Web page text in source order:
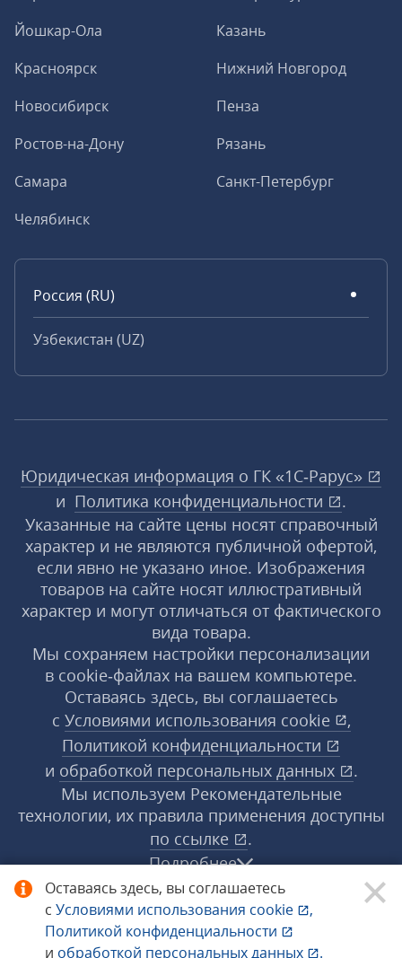
Оставаясь здесь, вы соглашаетесь
с Условиями использования cookie
,
Политикой конфиденциальности
и обработкой персональных данных .
Йошкар-Ола
Казань
Красноярск
Нижний Новгород
Новосибирск
Пенза
Ростов-на-Дону
Рязань
Самара
Санкт-Петербург
Челябинск
Россия (RU)
Узбекистан (UZ)
Юридическая информация о ГК «1С‑Рарус»
и Политика конфиденциальности
.
Указанные на сайте цены носят справочный
характер и не являются публичной офертой,
если явно не указано иное. Изображения
товаров на сайте носят иллюстративный
характер и могут отличаться от фактического
вида товара.
Мы сохраняем настройки персонализации
в cookie‑файлах на вашем компьютере.
Оставаясь здесь, вы соглашаетесь
с Условиями использования cookie
,
Политикой конфиденциальности
и обработкой персональных данных
.
Мы используем Рекомендательные
технологии, их правила применения доступны
по ссылке
.
Подробнее
© 1998−2026 «1С‑Рарус» ®. Все права
защищены.